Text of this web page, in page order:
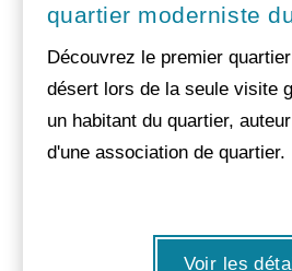
quartier moderniste
Découvrez le premier
désert lors de la seule visite
un habitant du quartier,
d'une association de quartier.
Voir les